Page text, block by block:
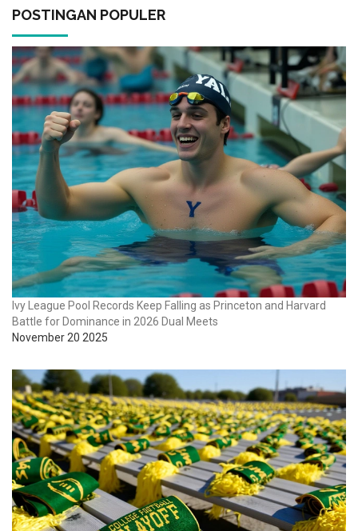
POSTINGAN POPULER
Ivy League Pool Records Keep Falling as Princeton and Harvard
Battle for Dominance in 2026 Dual Meets
November 20 2025